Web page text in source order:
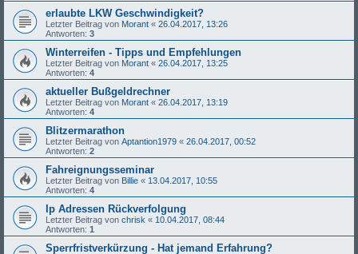
erlaubte LKW Geschwindigkeit?
Letzter Beitrag von Morant « 26.04.2017, 13:26
Antworten: 3
Winterreifen - Tipps und Empfehlungen
Letzter Beitrag von Morant « 26.04.2017, 13:25
Antworten: 4
aktueller Bußgeldrechner
Letzter Beitrag von Morant « 26.04.2017, 13:19
Antworten: 4
Blitzermarathon
Letzter Beitrag von Aptantion1979 « 26.04.2017, 00:52
Antworten: 2
Fahreignungsseminar
Letzter Beitrag von Billie « 13.04.2017, 10:55
Antworten: 4
Ip Adressen Rückverfolgung
Letzter Beitrag von chrisk « 10.04.2017, 08:44
Antworten: 1
Sperrfristverkürzung - Hat jemand Erfahrung?